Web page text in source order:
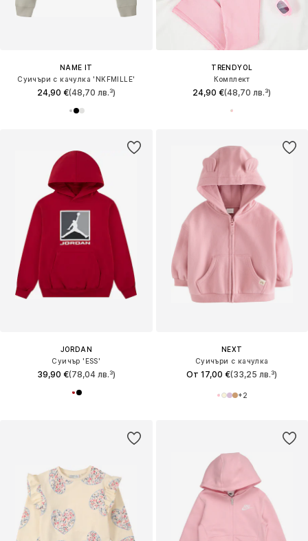
NAME IT
Суичъри с качулка 'NKFMILLE'
24,90 €(48,70 лв.³)
TRENDYOL
Комплект
24,90 €(48,70 лв.³)
JORDAN
Суичър 'ESS'
39,90 €(78,04 лв.³)
NEXT
Суичъри с качулка
От 17,00 €(33,25 лв.³)
+2